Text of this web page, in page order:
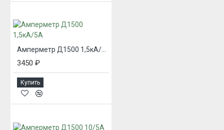
Амперметр Д1500 1,5кА/5А
3450 ₽
Купить